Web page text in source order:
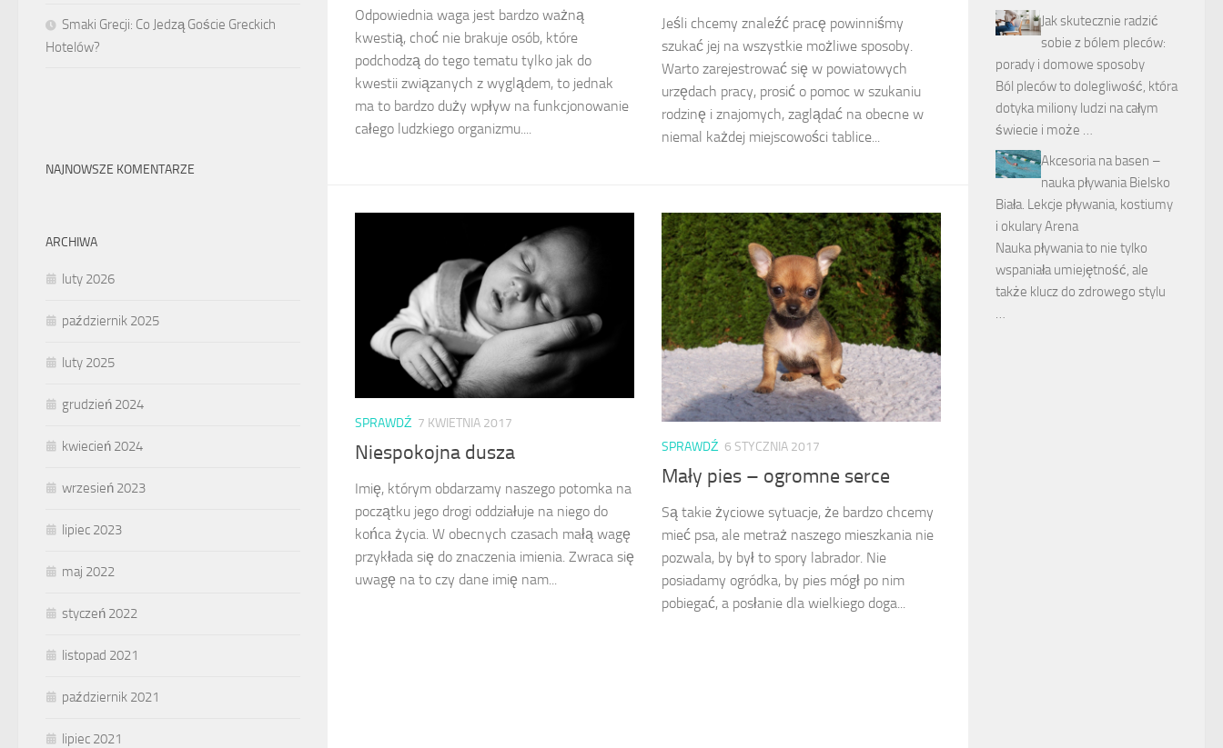
Odpowiednia waga jest bardzo ważną
kwestią, choć nie brakuje osób, które
podchodzą do tego tematu tylko jak do
kwestii związanych z wyglądem, to jednak
ma to bardzo duży wpływ na funkcjonowanie
całego ludzkiego organizmu....
Jeśli chcemy znaleźć pracę powinniśmy
szukać jej na wszystkie możliwe sposoby.
Warto zarejestrować się w powiatowych
urzędach pracy, prosić o pomoc w szukaniu
rodzinę i znajomych, zaglądać na obecne w
niemal każdej miejscowości tablice...
SPRAWDŹ 7 KWIETNIA 2017
Niespokojna dusza
Imię, którym obdarzamy naszego potomka na
początku jego drogi oddziałuje na niego do
końca życia. W obecnych czasach małą wagę
przykłada się do znaczenia imienia. Zwraca się
uwagę na to czy dane imię nam...
SPRAWDŹ 6 STYCZNIA 2017
Mały pies – ogromne serce
Są takie życiowe sytuacje, że bardzo chcemy
mieć psa, ale metraż naszego mieszkania nie
pozwala, by był to spory labrador. Nie
posiadamy ogródka, by pies mógł po nim
pobiegać, a posłanie dla wielkiego doga...
Smaki Grecji: Co Jedzą Goście Greckich
Hotelów?
NAJNOWSZE KOMENTARZE
ARCHIWA
luty 2026
październik 2025
luty 2025
grudzień 2024
kwiecień 2024
wrzesień 2023
lipiec 2023
maj 2022
styczeń 2022
listopad 2021
październik 2021
lipiec 2021
Jak skutecznie radzić
sobie z bólem pleców:
porady i domowe sposoby
Ból pleców to dolegliwość, która
dotyka miliony ludzi na całym
świecie i może …
Akcesoria na basen –
nauka pływania Bielsko
Biała. Lekcje pływania, kostiumy
i okulary Arena
Nauka pływania to nie tylko
wspaniała umiejętność, ale
także klucz do zdrowego stylu
…